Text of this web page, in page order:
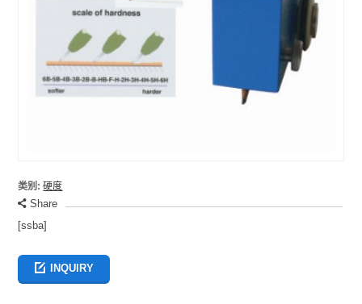
类别: 硬度
Share
[ssba]
INQUIRY